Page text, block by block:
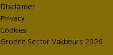
Disclaimer
Privacy
Cookies
Groene Sector Vakbeurs 2026